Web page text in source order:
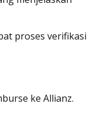
proses verifikasi
ke Allianz.